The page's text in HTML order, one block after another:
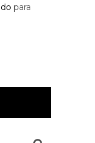
para